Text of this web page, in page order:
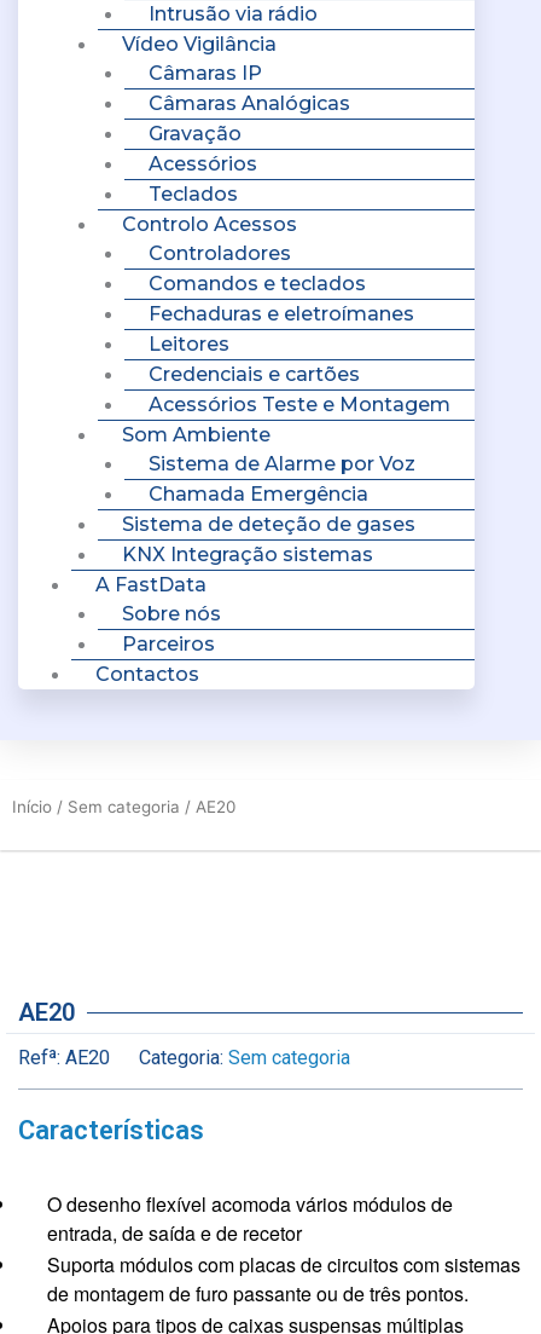
Intrusão via rádio
Vídeo Vigilância
Câmaras IP
Câmaras Analógicas
Gravação
Acessórios
Teclados
Controlo Acessos
Controladores
Comandos e teclados
Fechaduras e eletroímanes
Leitores
Credenciais e cartões
Acessórios Teste e Montagem
Som Ambiente
Sistema de Alarme por Voz
Chamada Emergência
Sistema de deteção de gases
KNX Integração sistemas
A FastData
Sobre nós
Parceiros
Contactos
Início / Sem categoria / AE20
AE20
Refª: AE20 Categoria: Sem categoria
Características
O desenho flexível acomoda vários módulos de
entrada, de saída e de recetor
Suporta módulos com placas de circuitos com sistemas
de montagem de furo passante ou de três pontos.
Apoios para tipos de caixas suspensas múltiplas